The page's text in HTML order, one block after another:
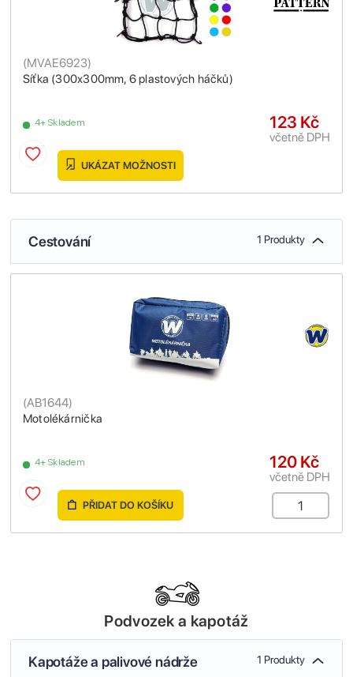
Síťka (300x300mm, 6 plastových háčků)
(MVAE6923)
4+ Skladem 123 Kč
včetně DPH
UKÁZAT MOŽNOSTI
Cestování 1 Produkty
Motolékárnička
(AB1644)
4+ Skladem 120 Kč
včetně DPH
PŘIDAT DO KOŠÍKU
Podvozek a kapotáž
Kapotáže a palivové nádrže 1 Produkty